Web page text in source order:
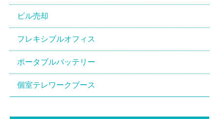
ビル売却
フレキシブルオフィス
ポータブルバッテリー
個室テレワークブース